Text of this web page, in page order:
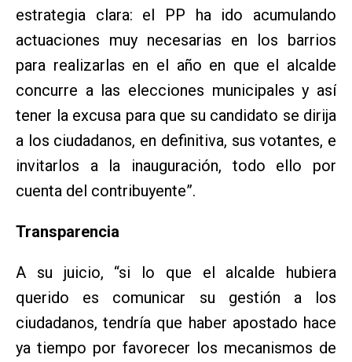
estrategia clara: el PP ha ido acumulando
actuaciones muy necesarias en los barrios
para realizarlas en el año en que el alcalde
concurre a las elecciones municipales y así
tener la excusa para que su candidato se dirija
a los ciudadanos, en definitiva, sus votantes, e
invitarlos a la inauguración, todo ello por
cuenta del contribuyente”.
Transparencia
A su juicio, “si lo que el alcalde hubiera
querido es comunicar su gestión a los
ciudadanos, tendría que haber apostado hace
ya tiempo por favorecer los mecanismos de